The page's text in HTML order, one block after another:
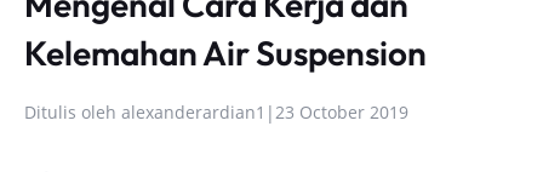
Kelemahan Air Suspension
Ditulis oleh alexanderardian1 |23 October 2019